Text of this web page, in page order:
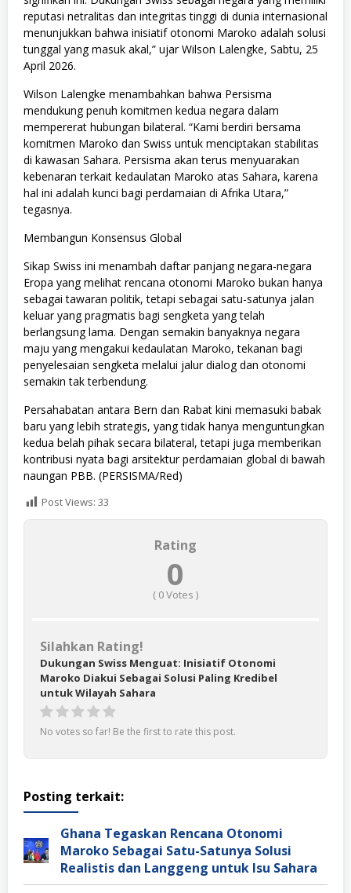
reputasi netralitas dan integritas tinggi di dunia internasional
menunjukkan bahwa inisiatif otonomi Maroko adalah solusi
tunggal yang masuk akal,” ujar Wilson Lalengke, Sabtu, 25
April 2026.
Wilson Lalengke menambahkan bahwa Persisma
mendukung penuh komitmen kedua negara dalam
mempererat hubungan bilateral. “Kami berdiri bersama
komitmen Maroko dan Swiss untuk menciptakan stabilitas
di kawasan Sahara. Persisma akan terus menyuarakan
kebenaran terkait kedaulatan Maroko atas Sahara, karena
hal ini adalah kunci bagi perdamaian di Afrika Utara,”
tegasnya.
Membangun Konsensus Global
Sikap Swiss ini menambah daftar panjang negara-negara
Eropa yang melihat rencana otonomi Maroko bukan hanya
sebagai tawaran politik, tetapi sebagai satu-satunya jalan
keluar yang pragmatis bagi sengketa yang telah
berlangsung lama. Dengan semakin banyaknya negara
maju yang mengakui kedaulatan Maroko, tekanan bagi
penyelesaian sengketa melalui jalur dialog dan otonomi
semakin tak terbendung.
Persahabatan antara Bern dan Rabat kini memasuki babak
baru yang lebih strategis, yang tidak hanya menguntungkan
kedua belah pihak secara bilateral, tetapi juga memberikan
kontribusi nyata bagi arsitektur perdamaian global di bawah
naungan PBB. (PERSISMA/Red)
Post Views: 33
Rating
0
( 0Votes )
Silahkan Rating!
Dukungan Swiss Menguat: Inisiatif Otonomi
Maroko Diakui Sebagai Solusi Paling Kredibel
untuk Wilayah Sahara
No votes so far! Be the first to rate this post.
Posting terkait:
Ghana Tegaskan Rencana Otonomi
Maroko Sebagai Satu-Satunya Solusi
Realistis dan Langgeng untuk Isu Sahara